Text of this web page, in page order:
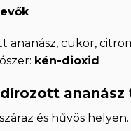
ananász, cukor,
kén-dioxid
ananász
és hűvös helyen.